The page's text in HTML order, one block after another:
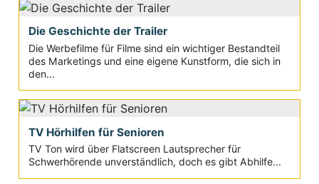
Die Geschichte der Trailer
Die Werbefilme für Filme sind ein wichtiger Bestandteil
des Marketings und eine eigene Kunstform, die sich in
den...
TV Hörhilfen für Senioren
TV Ton wird über Flatscreen Lautsprecher für
Schwerhörende unverständlich, doch es gibt Abhilfe...